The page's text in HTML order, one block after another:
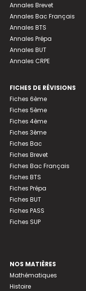
Annales Brevet
Annales Bac Français
Annales BTS
Annales Prépa
Annales BUT
Annales CRPE
FICHES DE RÉVISIONS
Fiches 6ème
Fiches 5ème
Fiches 4ème
Fiches 3ème
Fiches Bac
Fiches Brevet
Fiches Bac Français
Fiches BTS
Fiches Prépa
Fiches BUT
Fiches PASS
Fiches SUP
NOS MATIÈRES
Mathématiques
Histoire